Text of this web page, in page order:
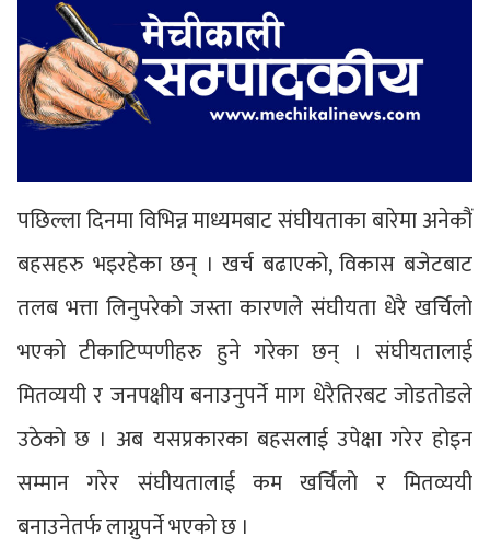
पछिल्ला दिनमा विभिन्न माध्यमबाट संघीयताका बारेमा अनेकौं
बहसहरु भइरहेका छन् । खर्च बढाएको, विकास बजेटबाट
तलब भत्ता लिनुपरेको जस्ता कारणले संघीयता धेरै खर्चिलो
भएको टीकाटिप्पणीहरु हुने गरेका छन् । संघीयतालाई
मितव्ययी र जनपक्षीय बनाउनुपर्ने माग धेरैतिरबट जोडतोडले
उठेको छ । अब यसप्रकारका बहसलाई उपेक्षा गरेर होइन
सम्मान गरेर संघीयतालाई कम खर्चिलो र मितव्ययी
बनाउनेतर्फ लाग्नुपर्ने भएको छ ।